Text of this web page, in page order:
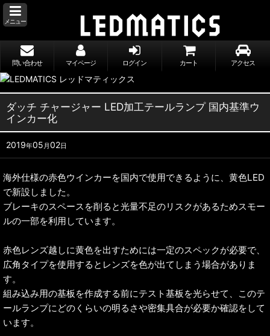
メニュー
問い合わせ マイページ ログイン カート アクセス
ダッチ チャージャー LED加工テールランプ 国内基準ウ
インカー化
2019年05 月02日
海外仕様の赤色ウインカーを国内で使用できるように、黄色LED
で新設しました。
ブレーキのスペースを削ると光量不足のリスクがあるためスモー
ルの一部を利用しています。
赤色レンズ越しに黄色を出すためには一定のスペックが必要で、
広角タイプを使用するとレンズを色が出てしまう場合がありま
す。
組み込み用の基板を作成する前にテスト基板を光らせて、このテ
ールランプにどのくらいの明るさや密集具合が必要か確認をして
います。